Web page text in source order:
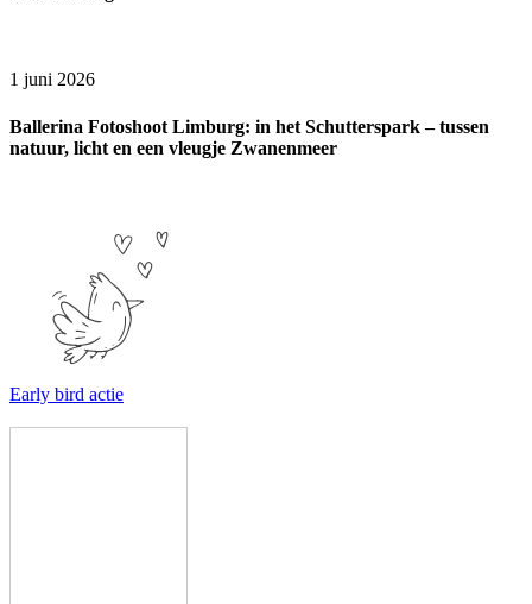
1 juni 2026
Ballerina Fotoshoot Limburg: in het Schutterspark – tussen
natuur, licht en een vleugje Zwanenmeer
Early bird actie